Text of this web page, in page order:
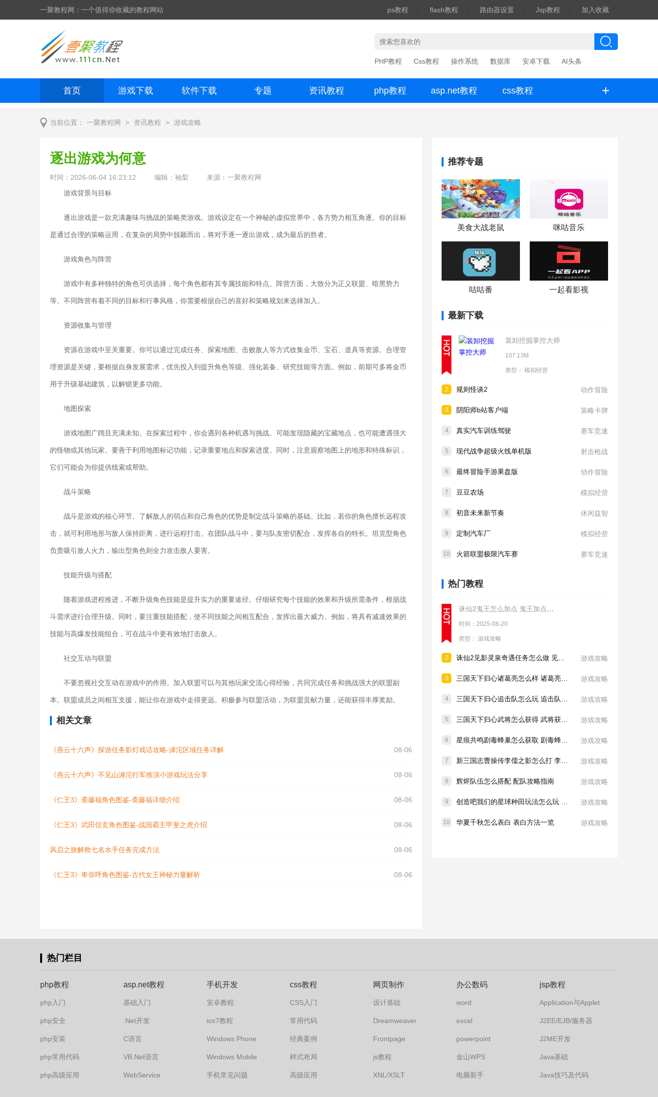
一聚教程网：一个值得你收藏的教程网站 ps教程 flash教程 路由器设置 Jsp教程 加入收藏
PHP教程 Css教程 操作系统 数据库 安卓下载 AI头条
首页 游戏下载 软件下载 专题 资讯教程 php教程 asp.net教程 css教程 +
当前位置： 一聚教程网 > 资讯教程 > 游戏攻略
推荐专题
美食大战老鼠 咪咕音乐
咕咕番 一起看影视
最新下载
装卸挖掘掌控大师
107.13M
类型： 模拟经营
2 规则怪谈2 动作冒险
3 阴阳师b站客户端 策略卡牌
4 真实汽车训练驾驶 赛车竞速
5 现代战争超级火线单机版 射击枪战
6 最终冒险手游果盘版 动作冒险
7 豆豆农场 模拟经营
8 初音未来新节奏 休闲益智
9 定制汽车厂 模拟经营
10 火箭联盟极限汽车赛 赛车竞速
热门教程
时间：2025-08-20
类型： 游戏攻略
2 游戏攻略
3 游戏攻略
4 游戏攻略
5 游戏攻略
6 游戏攻略
7 游戏攻略
8 辉烬队伍怎么搭配 配队攻略指南 游戏攻略
9 游戏攻略
10 华夏千秋怎么表白 表白方法一览 游戏攻略
逐出游戏为何意
时间：2026-06-04 16:23:12 编辑：袖梨
来源：一聚教程网
游戏背景与目标
逐出游戏是一款充满趣味与挑战的策略类游戏。游戏设定在一个神秘的虚拟世界中，各方势力相互角逐。你的目标
是通过合理的策略运用，在复杂的局势中脱颖而出，将对手逐一逐出游戏，成为最后的胜者。
游戏角色与阵营
游戏中有多种独特的角色可供选择，每个角色都有其专属技能和特点。阵营方面，大致分为正义联盟、暗黑势力
等。不同阵营有着不同的目标和行事风格，你需要根据自己的喜好和策略规划来选择加入。
资源收集与管理
资源在游戏中至关重要。你可以通过完成任务、探索地图、击败敌人等方式收集金币、宝石、道具等资源。合理管
理资源是关键，要根据自身发展需求，优先投入到提升角色等级、强化装备、研究技能等方面。例如，前期可多将金币
用于升级基础建筑，以解锁更多功能。
地图探索
游戏地图广阔且充满未知。在探索过程中，你会遇到各种机遇与挑战。可能发现隐藏的宝藏地点，也可能遭遇强大
的怪物或其他玩家。要善于利用地图标记功能，记录重要地点和探索进度。同时，注意观察地图上的地形和特殊标识，
它们可能会为你提供线索或帮助。
战斗策略
战斗是游戏的核心环节。了解敌人的弱点和自己角色的优势是制定战斗策略的基础。比如，若你的角色擅长远程攻
击，就可利用地形与敌人保持距离，进行远程打击。在团队战斗中，要与队友密切配合，发挥各自的特长。坦克型角色
负责吸引敌人火力，输出型角色则全力攻击敌人要害。
技能升级与搭配
随着游戏进程推进，不断升级角色技能是提升实力的重要途径。仔细研究每个技能的效果和升级所需条件，根据战
斗需求进行合理升级。同时，要注重技能搭配，使不同技能之间相互配合，发挥出最大威力。例如，将具有减速效果的
技能与高爆发技能组合，可在战斗中更有效地打击敌人。
社交互动与联盟
不要忽视社交互动在游戏中的作用。加入联盟可以与其他玩家交流心得经验，共同完成任务和挑战强大的联盟副
本。联盟成员之间相互支援，能让你在游戏中走得更远。积极参与联盟活动，为联盟贡献力量，还能获得丰厚奖励。
相关文章
《燕云十六声》探游任务影灯戏话攻略-滹沱区域任务详解 08-06
《燕云十六声》不见山滹沱行军推演小游戏玩法分享 08-06
《仁王3》斋藤福角色图鉴-斋藤福详细介绍 08-06
《仁王3》武田信玄角色图鉴-战国霸主甲斐之虎介绍 08-06
风启之旅解救七名水手任务完成方法 08-06
《仁王3》卑弥呼角色图鉴-古代女王神秘力量解析 08-06
热门栏目
php教程
php入门
php安全
php安装
php常用代码
php高级应用
asp.net教程
基础入门
.Net开发
C语言
VB.Net语言
WebService
手机开发
安卓教程
ios7教程
Windows Phone
Windows Mobile
手机常见问题
css教程
CSS入门
常用代码
经典案例
样式布局
高级应用
网页制作
设计基础
Dreamweaver
Frontpage
js教程
XNL/XSLT
办公数码
word
excel
powerpoint
金山WPS
电脑新手
jsp教程
Application与Applet
J2EE/EJB/服务器
J2ME开发
Java基础
Java技巧及代码